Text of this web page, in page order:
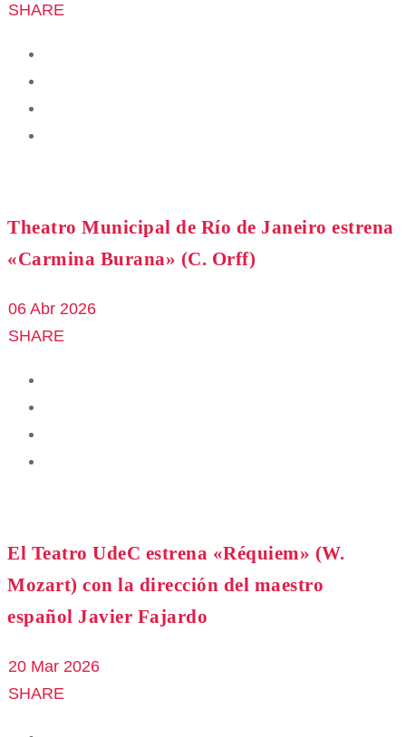
SHARE
Theatro Municipal de Río de Janeiro estrena
«Carmina Burana» (C. Orff)
06 Abr 2026
SHARE
El Teatro UdeC estrena «Réquiem» (W.
Mozart) con la dirección del maestro
español Javier Fajardo
20 Mar 2026
SHARE